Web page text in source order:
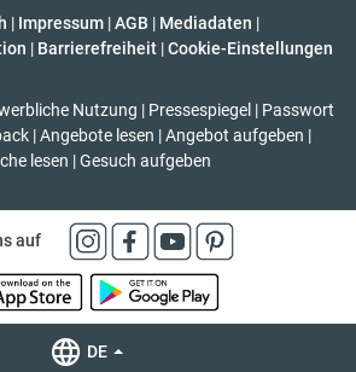
| Impressum |AGB | Mediadaten |
| Barrierefreiheit | Cookie-Einstellungen
Nutzung | Pressespiegel | Passwort
| Angebote lesen | Angebot aufgeben |
lesen | Gesuch aufgeben
auf
DE